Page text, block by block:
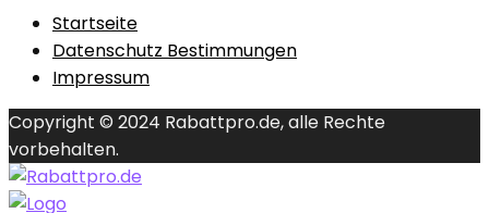
Startseite
Datenschutz Bestimmungen
Impressum
Copyright © 2024 Rabattpro.de, alle Rechte
vorbehalten.